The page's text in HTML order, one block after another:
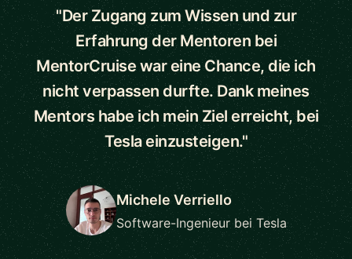
"Der Zugang zum Wissen und zur
Erfahrung der Mentoren bei
MentorCruise war eine Chance, die ich
nicht verpassen durfte. Dank meines
Mentors habe ich mein Ziel erreicht, bei
Tesla einzusteigen."
Michele Verriello
Software-Ingenieur bei Tesla